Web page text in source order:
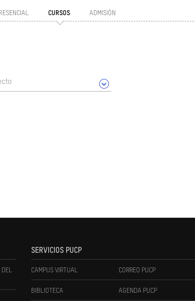
CURSOS ADMISIÓN
DEL
SERVICIOS PUCP
CAMPUS VIRTUAL CORREO PUCP
BIBLIOTECA AGENDA PUCP